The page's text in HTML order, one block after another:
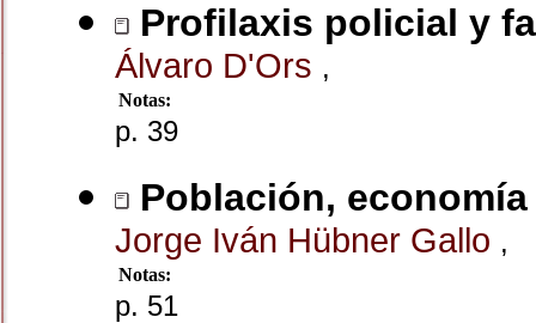
Profilaxis policial y
Álvaro D'Ors ,
Notas:
p. 39
Población,
Jorge Iván Hübner Gallo ,
Notas:
p. 51